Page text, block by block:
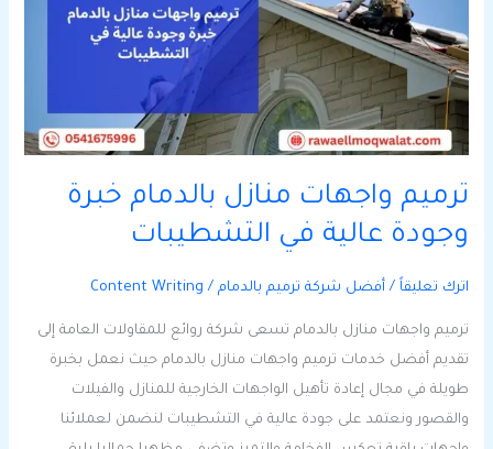
ترميم واجهات منازل بالدمام خبرة
وجودة عالية في التشطيبات
اترك تعليقاً / أفضل شركة ترميم بالدمام /
Content Writing
ترميم واجهات منازل بالدمام تسعى شركة روائع للمقاولات العامة إلى
تقديم أفضل خدمات ترميم واجهات منازل بالدمام حيث نعمل بخبرة
طويلة في مجال إعادة تأهيل الواجهات الخارجية للمنازل والفيلات
والقصور ونعتمد على جودة عالية في التشطيبات لنضمن لعملائنا
خبرة
وجودة
عالية
في
التشطيبات